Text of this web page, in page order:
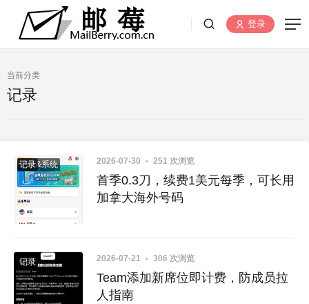
登录
当前分类
记录
手机&系统
记录 2026-07-30 251 次浏览
首季0.3刀，续费1美元每季，可长用
加拿大海外号码
GPT
记录 2026-07-21 306 次浏览
Team添加新席位即计费，防成员拉
人指南